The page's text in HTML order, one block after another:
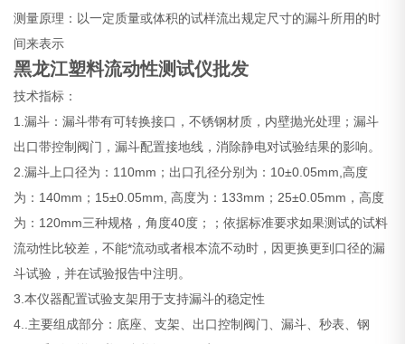
测量原理：以一定质量或体积的试样流出规定尺寸的漏斗所用的时
间来表示
黑龙江塑料流动性测试仪批发
技术指标：
1.漏斗：漏斗带有可转换接口，不锈钢材质，内壁抛光处理；漏斗
出口带控制阀门，漏斗配置接地线，消除静电对试验结果的影响。
2.漏斗上口径为：110mm；出口孔径分别为：10±0.05mm,高度
为：140mm；15±0.05mm, 高度为：133mm；25±0.05mm，高度
为：120mm三种规格，角度40度；；依据标准要求如果测试的试料
流动性比较差，不能*流动或者根本流不动时，因更换更到口径的漏
斗试验，并在试验报告中注明。
3.本仪器配置试验支架用于支持漏斗的稳定性
4..主要组成部分：底座、支架、出口控制阀门、漏斗、秒表、钢